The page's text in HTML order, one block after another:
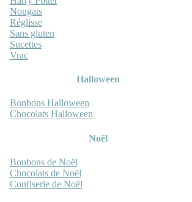
Nougats
Réglisse
Sans gluten
Sucettes
Vrac
Halloween
Bonbons Halloween
Chocolats Halloween
Noël
Bonbons de Noël
Chocolats de Noël
Confiserie de Noël